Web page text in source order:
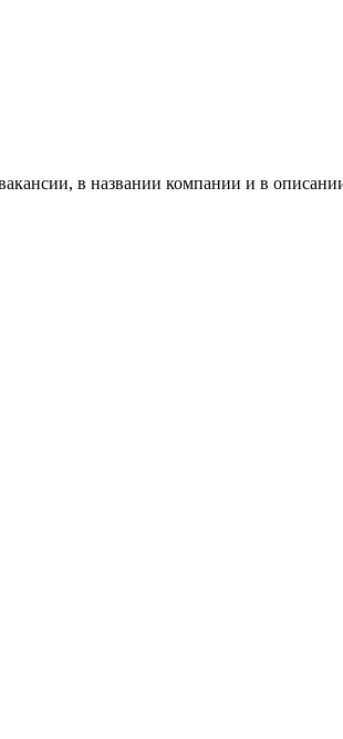
в названии компании и в